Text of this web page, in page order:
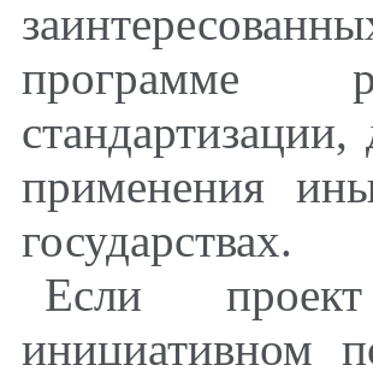
программе
применения
государствах.
Если
инициативном